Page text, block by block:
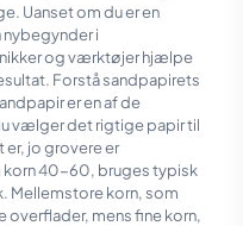
Uanset om du er en
i
og værktøjer hjælpe
Forstå sandpapirets
er en af de
vælger det rigtige papir til
er, jo grovere er
korn 40-60, bruges typisk
Mellemstore korn, som
mens fine korn,